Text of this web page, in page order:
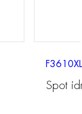
F3610XL
Spot